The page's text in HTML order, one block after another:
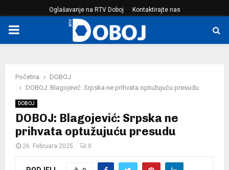
Oglašavanje na RTV Doboj Kontaktirajte nas
PRIMARY
Početna
DOBOJ
DOBOJ: Blagojević: Srpska ne prihvata optužujuću presudu
DOBOJ
DOBOJ: Blagojević: Srpska ne
prihvata optužujuću presudu
26. Februara 2025. 0